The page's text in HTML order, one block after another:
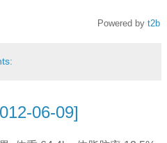
Powered by t2b
06-09]